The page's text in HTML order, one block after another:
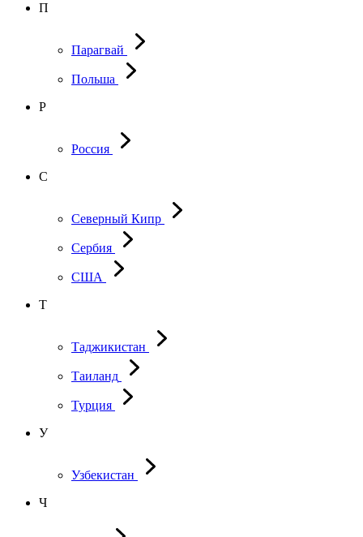
П
Парагвай
Польша
Р
Россия
С
Северный Кипр
Сербия
США
Т
Таджикистан
Таиланд
Турция
У
Узбекистан
Ч